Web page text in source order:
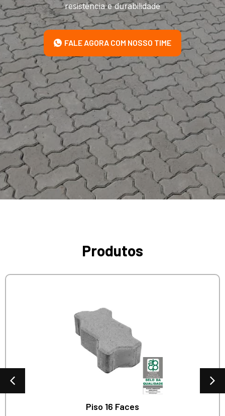
resistência e durabilidade
FALE AGORA COM NOSSO TIME
Produtos
Piso 16 Faces